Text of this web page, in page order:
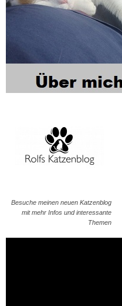
Besuche meinen neuen Katzenblog
mit mehr Infos und interessante
Themen